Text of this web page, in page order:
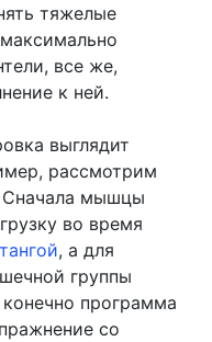
тяжелые
все же,
к ней.
выглядит
рассмотрим
Сначала мышцы
во время
, а для
группы
программа
со